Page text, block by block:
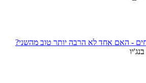
- האם אחד לא הרבה יותר טוב מהשני?